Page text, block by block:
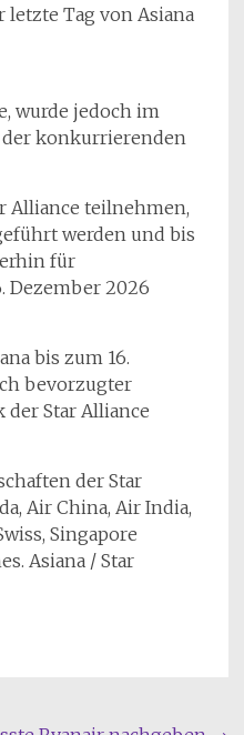
letzte Tag von Asiana
wurde jedoch im
konkurrierenden
Alliance teilnehmen,
werden und bis
für
Dezember 2026
bis zum 16.
bevorzugter
der Star Alliance
der Star
Air China, Air India,
Singapore
Asiana / Star